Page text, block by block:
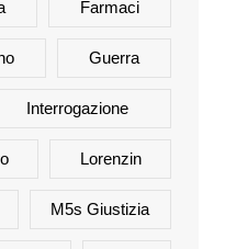
Farmaci
Guerra
Interrogazione
Lorenzin
M5s Giustizia